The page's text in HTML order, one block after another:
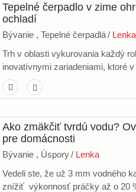
Tepelné čerpadlo v zime
ochladí
Bývanie , Tepelné čerpadlá/ Lenka
Trh v oblasti vykurovania každý
inovatívnymi zariadeniami, ktoré
Ako zmäkčiť tvrdú vodu?
pre domácnosti
Bývanie , Úspory/ Lenka
Vedeli ste, že už 3 mm vodného
znížiť výkonnosť práčky až o 20